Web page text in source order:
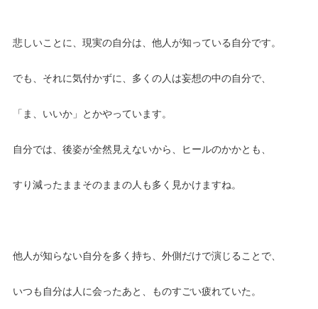
悲しいことに、現実の自分は、他人が知っている自分です。
でも、それに気付かずに、多くの人は妄想の中の自分で、
「ま、いいか」とかやっています。
自分では、後姿が全然見えないから、ヒールのかかとも、
すり減ったままそのままの人も多く見かけますね。
他人が知らない自分を多く持ち、外側だけで演じることで、
いつも自分は人に会ったあと、ものすごい疲れていた。